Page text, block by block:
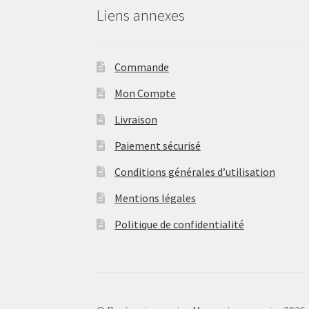
Liens annexes
Commande
Mon Compte
Livraison
Paiement sécurisé
Conditions générales d’utilisation
Mentions légales
Politique de confidentialité